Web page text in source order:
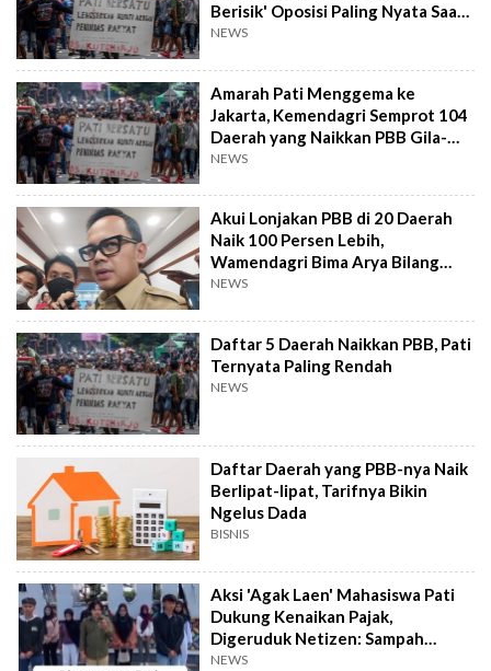
Berisik' Oposisi Paling Nyata Saat
Ini
NEWS
Amarah Pati Menggema ke
Jakarta, Kemendagri Semprot 104
Daerah yang Naikkan PBB Gila-
gilaan
NEWS
Akui Lonjakan PBB di 20 Daerah
Naik 100 Persen Lebih,
Wamendagri Bima Arya Bilang
Begini
NEWS
Daftar 5 Daerah Naikkan PBB, Pati
Ternyata Paling Rendah
NEWS
Daftar Daerah yang PBB-nya Naik
Berlipat-lipat, Tarifnya Bikin
Ngelus Dada
BISNIS
Aksi 'Agak Laen' Mahasiswa Pati
Dukung Kenaikan Pajak,
Digeruduk Netizen: Sampah
Masyarakat!
NEWS